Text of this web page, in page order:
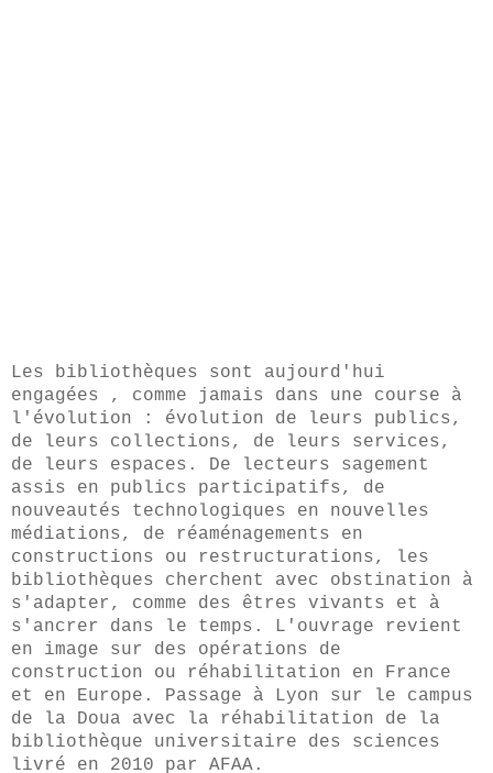
Les bibliothèques sont aujourd'hui
engagées , comme jamais dans une course à
l'évolution : évolution de leurs publics,
de leurs collections, de leurs services,
de leurs espaces. De lecteurs sagement
assis en publics participatifs, de
nouveautés technologiques en nouvelles
médiations, de réaménagements en
constructions ou restructurations, les
bibliothèques cherchent avec obstination à
s'adapter, comme des êtres vivants et à
s'ancrer dans le temps. L'ouvrage revient
en image sur des opérations de
construction ou réhabilitation en France
et en Europe. Passage à Lyon sur le campus
de la Doua avec la réhabilitation de la
bibliothèque universitaire des sciences
livré en 2010 par AFAA.